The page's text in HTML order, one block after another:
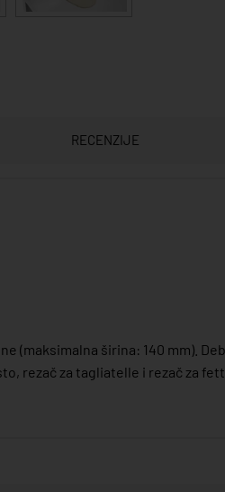
RECENZIJE
(maksimalna širina: 140 mm).
rezač za tagliatelle i rezač za